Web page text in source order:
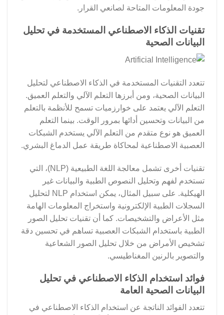
جودة المعلومات المتاحة لصانعي القرار.
تقنيات الذكاء الاصطناعي المستخدمة في تحليل
البيانات الصحية
تتعدد التقنيات المستخدمة في الذكاء الاصطناعي لتحليل
البيانات الصحية، ومن أبرزها التعلم الآلي والتعلم العميق.
التعلم الآلي يعتمد على خوارزميات تسمح للأنظمة بالتعلم
من البيانات وتحسين أدائها بمرور الوقت. بينما التعلم
العميق هو نوع متقدم من التعلم الآلي يستخدم الشبكات
العصبية الاصطناعية لمحاكاة طريقة عمل الدماغ البشري.
تقنيات أخرى تشمل معالجة اللغة الطبيعية (NLP)، التي
تستخدم لفهم وتحليل النصوص الطبية والبيانات غير
الهيكلية. على سبيل المثال، يمكن استخدام NLP لتحليل
السجلات الطبية الإلكترونية واستخراج المعلومات الهامة
مثل الأعراض والتشخيصات. كما أن تقنيات تحليل الصور
الطبية باستخدام الشبكات العصبية تساهم في تحسين دقة
تشخيص الأمراض من خلال تحليل الصور الشعاعية
والتصوير بالرنين المغناطيسي.
فوائد استخدام الذكاء الاصطناعي في تحليل
البيانات الصحية العامة
تتعدد الفوائد الناتجة عن استخدام الذكاء الاصطناعي في